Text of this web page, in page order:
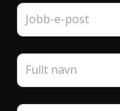
Jobb-e-post
Fullt navn